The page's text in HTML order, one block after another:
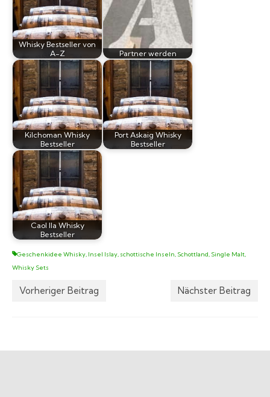
Whisky Bestseller von
A-Z
Partner werden
Kilchoman Whisky
Bestseller
Port Askaig Whisky
Bestseller
Caol Ila Whisky
Bestseller
Geschenkidee Whisky, Insel Islay, schottische Inseln, Schottland, Single Malt,
Whisky Sets
Vorheriger Beitrag Nächster Beitrag